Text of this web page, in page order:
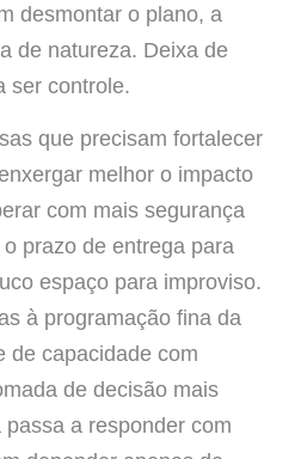
desmontar o plano, a
de natureza. Deixa de
ser controle.
que precisam fortalecer
melhor o impacto
com mais segurança
prazo de entrega para
espaço para improviso.
à programação fina da
de capacidade com
de decisão mais
a responder com